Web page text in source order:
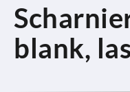
blank,